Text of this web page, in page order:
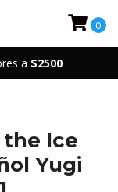
a $2500
0
the Ice
Yugi